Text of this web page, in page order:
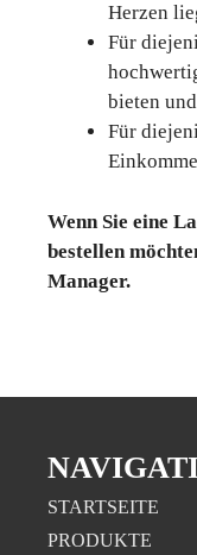
Herzen
Für
bieten
Für
Wenn Sie eine
bestellen
Manager.
STARTSEITE
PRODUKTE